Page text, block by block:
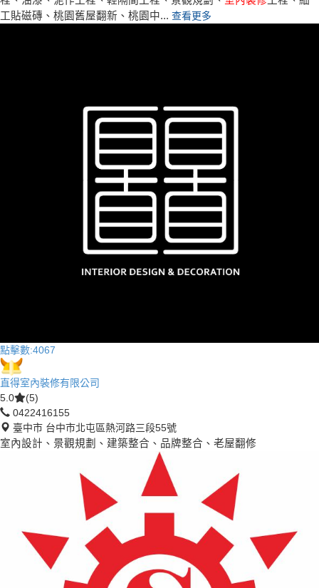
工貼磁磚、桃園舊屋翻新、桃園中... 查看更多
點擊數:4067
直得室內裝修有限公司
5.0
(5)
0422416155
臺中市 台中市北屯區熱河路三段55號
室內設計、景觀規劃、建築整合、品牌整合、老屋翻修